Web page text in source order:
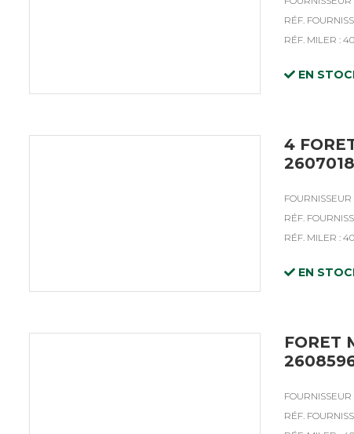
RÉF.
RÉF. MILER :
EN
4
FOURNISSEUR
RÉF.
RÉF. MILER :
EN
FORET
FOURNISSEUR
RÉF.